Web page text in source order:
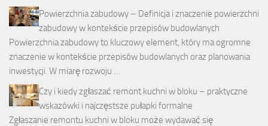
Powierzchnia zabudowy – Definicja i znaczenie powierzchni
zabudowy w kontekście przepisów budowlanych
Powierzchnia zabudowy to kluczowy element, który ma ogromne
znaczenie w kontekście przepisów budowlanych oraz planowania
inwestycji. W miarę rozwoju …
Czy i kiedy zgłaszać remont kuchni w bloku – praktyczne
wskazówki i najczęstsze pułapki formalne
Zgłaszanie remontu kuchni w bloku może wydawać się